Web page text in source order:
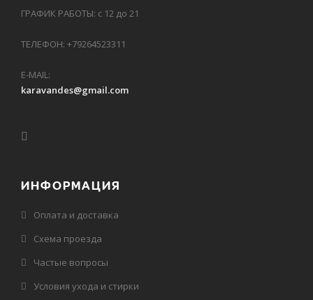
ГРАФИК РАБОТЫ: с 12 до 21
ТЕЛЕФОН: +79264523311
E-MAIL:
karavandes@gmail.com
ИНФОРМАЦИЯ
Оплата и доставка
Схема проезда
Частые вопросы
Условия ухода и стирки